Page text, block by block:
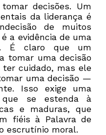
decisões. Um
da liderança é
de muitos
a evidência de uma
É claro que um
tomar uma decisão
cuidado, mas ele
uma decisão —
Isso exige uma
que se estenda à
e maduras, que
fiéis à Palavra de
escrutínio moral.